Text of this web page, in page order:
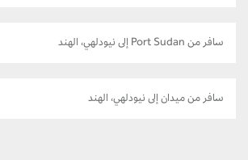
سافر من Port Sudan إلى نيودلهي، الهند
سافر من ميدان إلى نيودلهي، الهند